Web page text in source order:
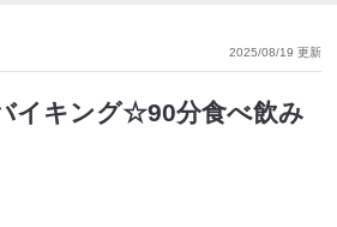
2025/08/19 更新
イキング☆90分食べ飲み